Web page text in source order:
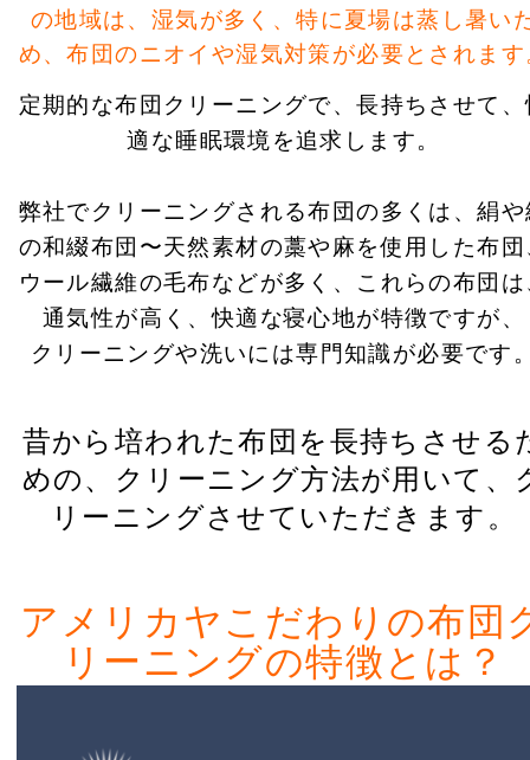
の地域は、湿気が多く、特に夏場は蒸し暑い
め、布団のニオイや湿気対策が必要とされます
定期的な布団クリーニングで、長持ちさせて、
適な睡眠環境を追求します。
弊社でクリーニングされる布団の多くは、絹や
の和綴布団〜天然素材の藁や麻を使用した布団
ウール繊維の毛布などが多く、これらの布団は
通気性が高く、快適な寝心地が特徴ですが、
クリーニングや洗いには専門知識が必要です
昔から培われた布団を長持ちさせる
めの、クリーニング方法が用いて、
リーニングさせていただきます。
アメリカヤこだわりの布団
リーニングの特徴とは？